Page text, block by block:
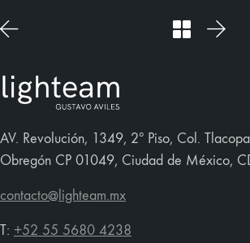
AV. Revolución, 1349, 2º Piso, Col.
Obregón CP 01049, Ciudad de México,
contacto@lighteam.mx
T: +52 55 5680 4238